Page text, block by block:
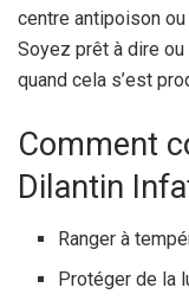
centre antipoison
Soyez prêt à dire
quand cela s’est
Comment
Dilantin
Ranger à
Protéger de la